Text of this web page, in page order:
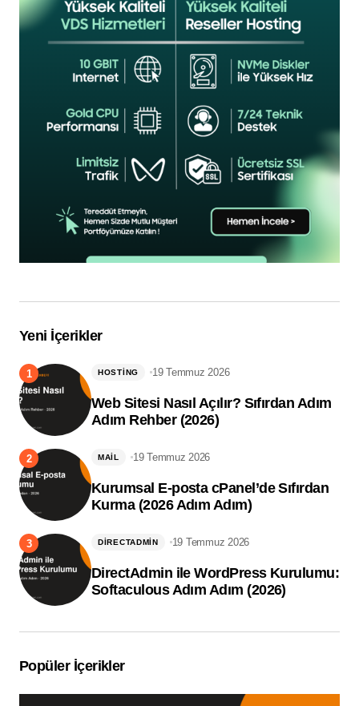
Yeni İçerikler
Web Sitesi Nasıl Açılır? Sıfırdan Adım
Adım Rehber (2026)
HOSTING 19 Temmuz 2026
Kurumsal E-posta cPanel’de Sıfırdan
Kurma (2026 Adım Adım)
MAIL 19 Temmuz 2026
DirectAdmin ile WordPress Kurulumu:
Softaculous Adım Adım (2026)
DIRECTADMIN 19 Temmuz 2026
Popüler İçerikler